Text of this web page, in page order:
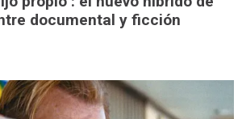
documental y ficción